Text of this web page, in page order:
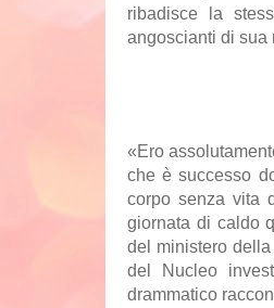
ribadisce la
angoscianti di sua
«Ero
che è successo
corpo senza vita
giornata di caldo
del ministero
del Nucleo
drammatico